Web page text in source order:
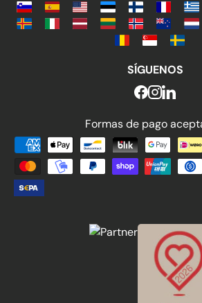
SÍGUENOS
Formas de pago
Formas